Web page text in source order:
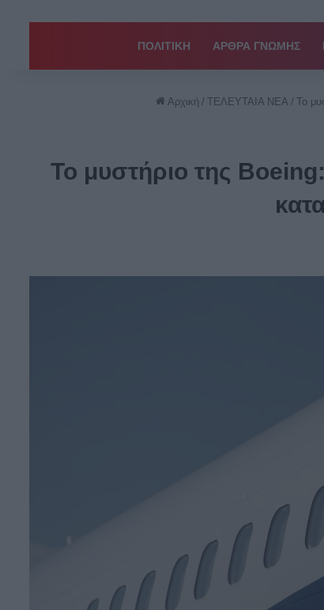
ΠΟΛΙΤΙΚΗ ΑΡΘΡΑ ΓΝΩΜΗΣ
Αρχική / ΤΕΛΕΥΤΑΙΑ ΝΕΑ / Το
Το μυστήριο της